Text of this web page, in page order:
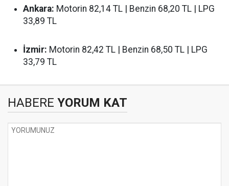
Ankara: Motorin 82,14 TL | Benzin 68,20 TL | LPG
33,89 TL
İzmir: Motorin 82,42 TL | Benzin 68,50 TL | LPG
33,79 TL
HABERE YORUM KAT